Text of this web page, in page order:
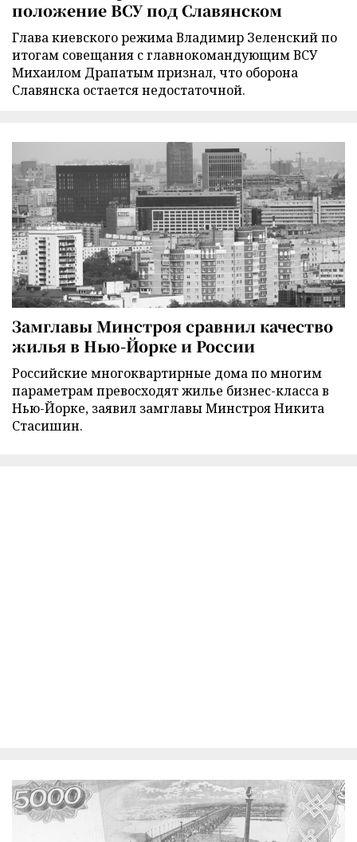
положение ВСУ под Славянском
Глава киевского режима Владимир Зеленский по
итогам совещания с главнокомандующим ВСУ
Михаилом Драпатым признал, что оборона
Славянска остается недостаточной.
Замглавы Минстроя сравнил качество
жилья в Нью-Йорке и России
Российские многоквартирные дома по многим
параметрам превосходят жилье бизнес-класса в
Нью-Йорке, заявил замглавы Минстроя Никита
Стасишин.